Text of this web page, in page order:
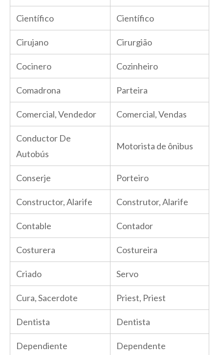
Científico Científico
Cirujano Cirurgião
Cocinero Cozinheiro
Comadrona Parteira
Comercial, Vendedor Comercial, Vendas
Conductor De
Autobús
Motorista de ônibus
Conserje Porteiro
Constructor, Alarife Construtor, Alarife
Contable Contador
Costurera Costureira
Criado Servo
Cura, Sacerdote Priest, Priest
Dentista Dentista
Dependiente Dependente